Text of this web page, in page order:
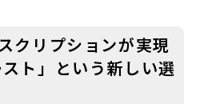
クリプションが実現
ト」という新しい選